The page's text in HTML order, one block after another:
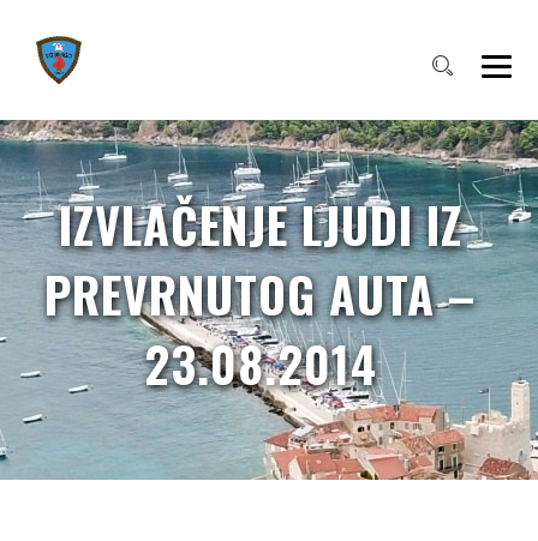
IZVLAČENJE LJUDI IZ
PREVRNUTOG AUTA –
23.08.2014